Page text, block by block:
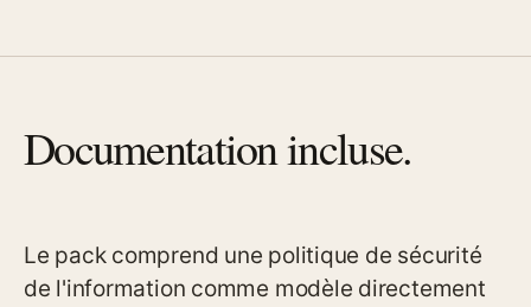
Documentation incluse.
Le pack comprend une politique de sécurité
de l'information comme modèle directement